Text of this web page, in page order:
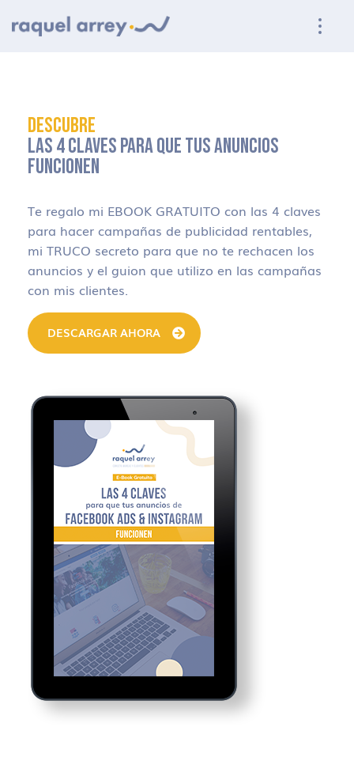
DESCUBRE
LAS 4 CLAVES PARA QUE TUS ANUNCIOS
FUNCIONEN
Te regalo mi EBOOK GRATUITO con las 4 claves
para hacer campañas de publicidad rentables,
mi TRUCO secreto para que no te rechacen los
anuncios y el guion que utilizo en las campañas
con mis clientes.
DESCARGAR AHORA